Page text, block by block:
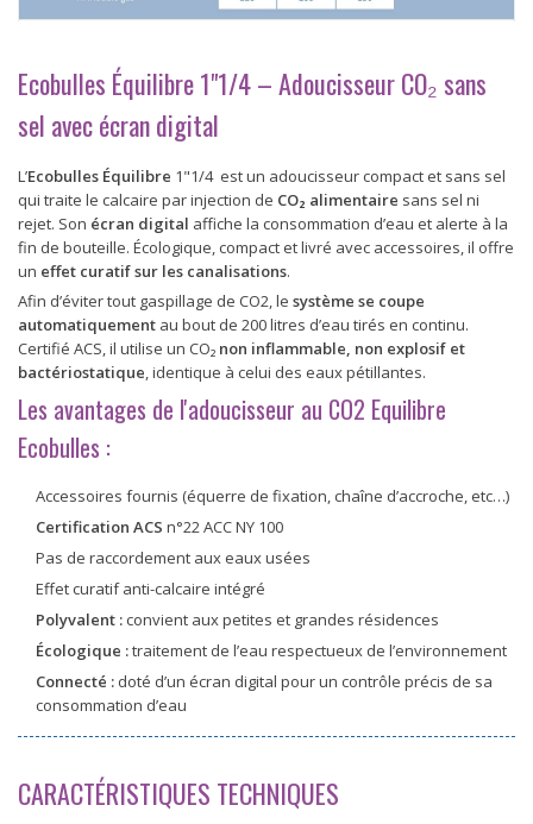
Ecobulles Équilibre 1"1/4 – Adoucisseur CO₂ sans
sel avec écran digital
L’Ecobulles Équilibre 1"1/4 est un adoucisseur compact et sans sel
qui traite le calcaire par injection de CO₂ alimentaire sans sel ni
rejet. Son écran digital affiche la consommation d’eau et alerte à la
fin de bouteille. Écologique, compact et livré avec accessoires, il offre
un effet curatif sur les canalisations.
Afin d’éviter tout gaspillage de CO2, le système se coupe
automatiquement au bout de 200 litres d’eau tirés en continu.
Certifié ACS, il utilise un CO₂ non inflammable, non explosif et
bactériostatique, identique à celui des eaux pétillantes.
Les avantages de l'adoucisseur au CO2 Equilibre
Ecobulles :
Accessoires fournis (équerre de fixation, chaîne d’accroche, etc…)
Certification ACS n°22 ACC NY 100
Pas de raccordement aux eaux usées
Effet curatif anti-calcaire intégré
Polyvalent : convient aux petites et grandes résidences
Écologique :traitement de l’eau respectueux de l’environnement
Connecté : doté d’un écran digital pour un contrôle précis de sa
consommation d’eau
CARACTÉRISTIQUES TECHNIQUES